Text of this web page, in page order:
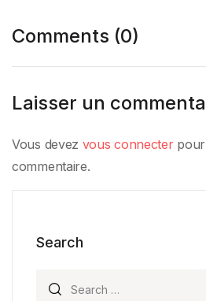
Comments (0)
Laisser un
Vous devez vous connecterpour
commentaire.
Search